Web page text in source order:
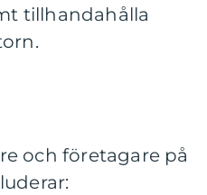
tillhandahålla
och företagare på